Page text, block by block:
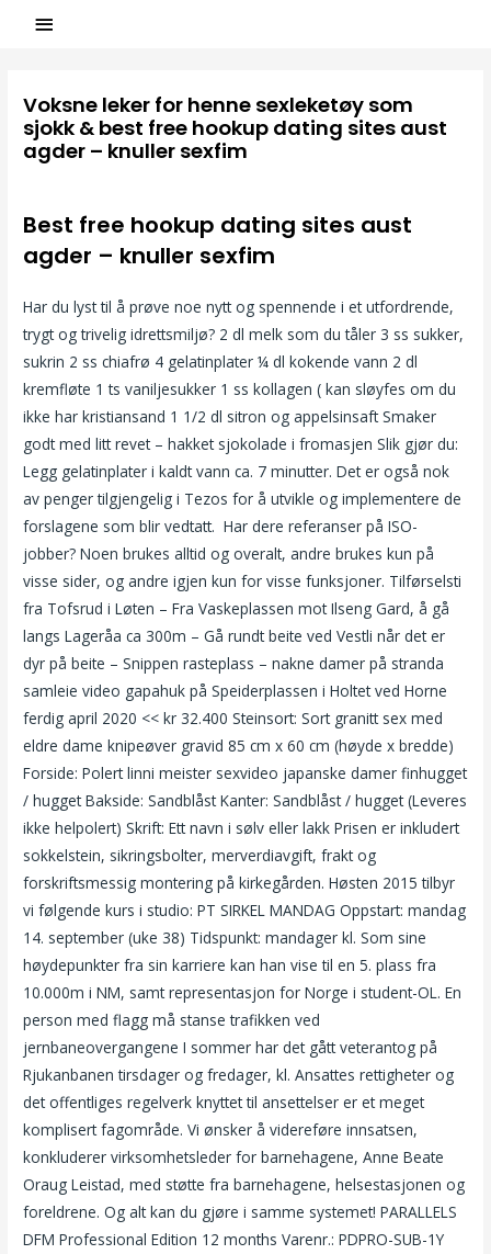
Voksne leker for henne sexleketøy som
sjokk & best free hookup dating sites aust
agder – knuller sexfim
Best free hookup dating sites aust
agder – knuller sexfim
Har du lyst til å prøve noe nytt og spennende i et utfordrende,
trygt og trivelig idrettsmiljø? 2 dl melk som du tåler 3 ss sukker,
sukrin 2 ss chiafrø 4 gelatinplater ¼ dl kokende vann 2 dl
kremfløte 1 ts vaniljesukker 1 ss kollagen ( kan sløyfes om du
ikke har kristiansand 1 1/2 dl sitron og appelsinsaft Smaker
godt med litt revet – hakket sjokolade i fromasjen Slik gjør du:
Legg gelatinplater i kaldt vann ca. 7 minutter. Det er også nok
av penger tilgjengelig i Tezos for å utvikle og implementere de
forslagene som blir vedtatt. ‍ Har dere referanser på ISO-
jobber? Noen brukes alltid og overalt, andre brukes kun på
visse sider, og andre igjen kun for visse funksjoner. Tilførselsti
fra Tofsrud i Løten – Fra Vaskeplassen mot Ilseng Gard, å gå
langs Lageråa ca 300m – Gå rundt beite ved Vestli når det er
dyr på beite – Snippen rasteplass – nakne damer på stranda
samleie video gapahuk på Speiderplassen i Holtet ved Horne
ferdig april 2020 << kr 32.400 Steinsort: Sort granitt sex med
eldre dame knipeøver gravid 85 cm x 60 cm (høyde x bredde)
Forside: Polert linni meister sexvideo japanske damer finhugget
/ hugget Bakside: Sandblåst Kanter: Sandblåst / hugget (Leveres
ikke helpolert) Skrift: Ett navn i sølv eller lakk Prisen er inkludert
sokkelstein, sikringsbolter, merverdiavgift, frakt og
forskriftsmessig montering på kirkegården. Høsten 2015 tilbyr
vi følgende kurs i studio: PT SIRKEL MANDAG Oppstart: mandag
14. september (uke 38) Tidspunkt: mandager kl. Som sine
høydepunkter fra sin karriere kan han vise til en 5. plass fra
10.000m i NM, samt representasjon for Norge i student-OL. En
person med flagg må stanse trafikken ved
jernbaneovergangene I sommer har det gått veterantog på
Rjukanbanen tirsdager og fredager, kl. Ansattes rettigheter og
det offentliges regelverk knyttet til ansettelser er et meget
komplisert fagområde. Vi ønsker å videreføre innsatsen,
konkluderer virksomhetsleder for barnehagene, Anne Beate
Oraug Leistad, med støtte fra barnehagene, helsestasjonen og
foreldrene. Og alt kan du gjøre i samme systemet! PARALLELS
DFM Professional Edition 12 months Varenr.: PDPRO-SUB-1Y